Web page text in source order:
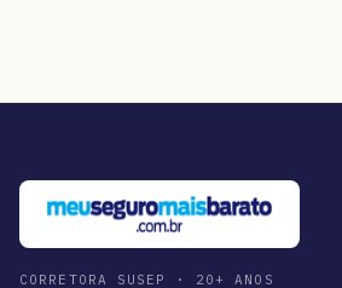
CORRETORA SUSEP · 20+ ANOS